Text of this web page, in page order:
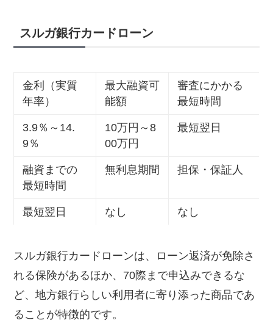
スルガ銀行カードローン
金利（実質
年率）
最大融資可
能額
審査にかかる
最短時間
3.9％～14.
9％
10万円～8
00万円
最短翌日
融資までの
最短時間
無利息期間 担保・保証人
最短翌日 なし なし
スルガ銀行カードローンは、ローン返済が免除さ
れる保険があるほか、70際まで申込みできるな
ど、地方銀行らしい利用者に寄り添った商品であ
ることが特徴的です。